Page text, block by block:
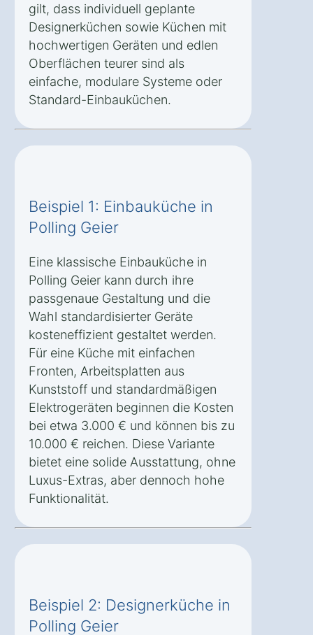
gilt, dass individuell geplante
Designerküchen sowie Küchen mit
hochwertigen Geräten und edlen
Oberflächen teurer sind als
einfache, modulare Systeme oder
Standard-Einbauküchen.
Beispiel 1: Einbauküche in
Polling Geier
Eine klassische Einbauküche in
Polling Geier kann durch ihre
passgenaue Gestaltung und die
Wahl standardisierter Geräte
kosteneffizient gestaltet werden.
Für eine Küche mit einfachen
Fronten, Arbeitsplatten aus
Kunststoff und standardmäßigen
Elektrogeräten beginnen die Kosten
bei etwa 3.000 € und können bis zu
10.000 € reichen. Diese Variante
bietet eine solide Ausstattung, ohne
Luxus-Extras, aber dennoch hohe
Funktionalität.
Beispiel 2: Designerküche in
Polling Geier